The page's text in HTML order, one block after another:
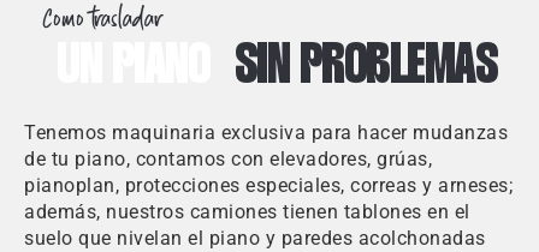
Como trasladar
SIN PROBLEMAS
Tenemos maquinaria exclusiva para hacer mudanzas
de tu piano, contamos con elevadores, grúas,
pianoplan, protecciones especiales, correas y arneses;
además, nuestros camiones tienen tablones en el
suelo que nivelan el piano y paredes acolchonadas